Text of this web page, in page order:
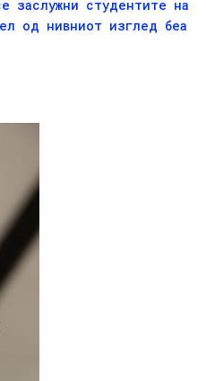
заслужни студентите на
од нивниот изглед беа